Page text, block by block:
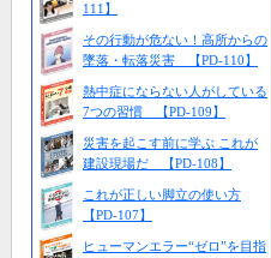
111】
その行動が危ない！高所からの
墜落・転落災害 【PD-110】
熱中症にならない人がしている
7つの習慣 【PD-109】
災害を起こす前に学ぶ これが
建設現場だ 【PD-108】
これが正しい脚立の使い方
【PD-107】
ヒューマンエラー“ゼロ”を目指